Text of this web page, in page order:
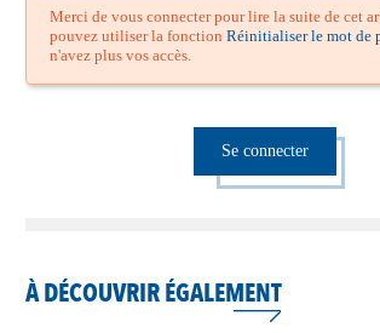
Merci de vous connecter pour lire la suite de cet
pouvez utiliser la fonctionRéinitialiser le mot de
n'avez plus vos accès.
Se connecter
À DÉCOUVRIR ÉGALEMENT